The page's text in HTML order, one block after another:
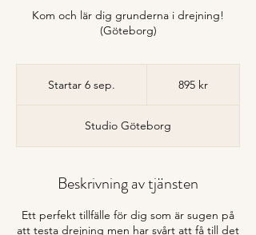
Kom och lär dig grunderna i drejning!
(Göteborg)
Startar 6 sep.
r
t
6
e
895 kr
Studio Göteborg
Beskrivning av tjänsten
Ett perfekt tillfälle för dig som är sugen på
att testa drejning men har svårt att få till det